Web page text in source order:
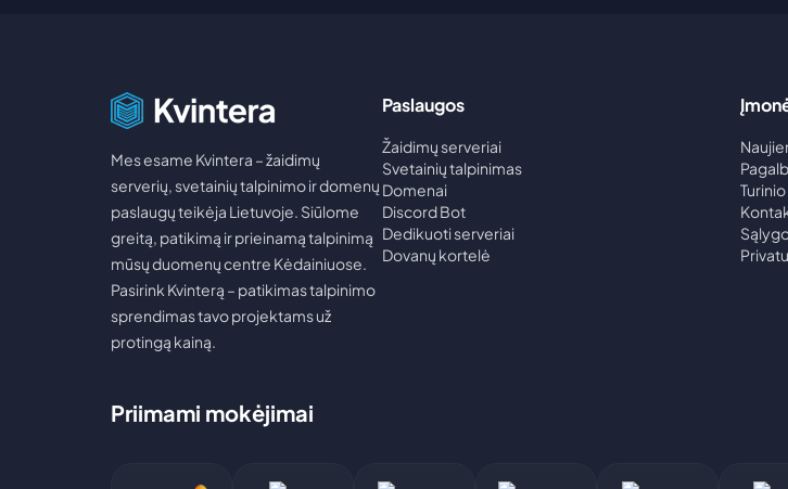
Mes esame Kvintera – žaidimų
serverių, svetainių talpinimo ir domenų
paslaugų teikėja Lietuvoje. Siūlome
greitą, patikimą ir prieinamą talpinimą
mūsų duomenų centre Kėdainiuose.
Pasirink Kvinterą – patikimas talpinimo
sprendimas tavo projektams už
protingą kainą.
Paslaugos
Žaidimų serveriai
Svetainių talpinimas
Domenai
Discord Bot
Dedikuoti serveriai
Dovanų kortelė
Priimami mokėjimai